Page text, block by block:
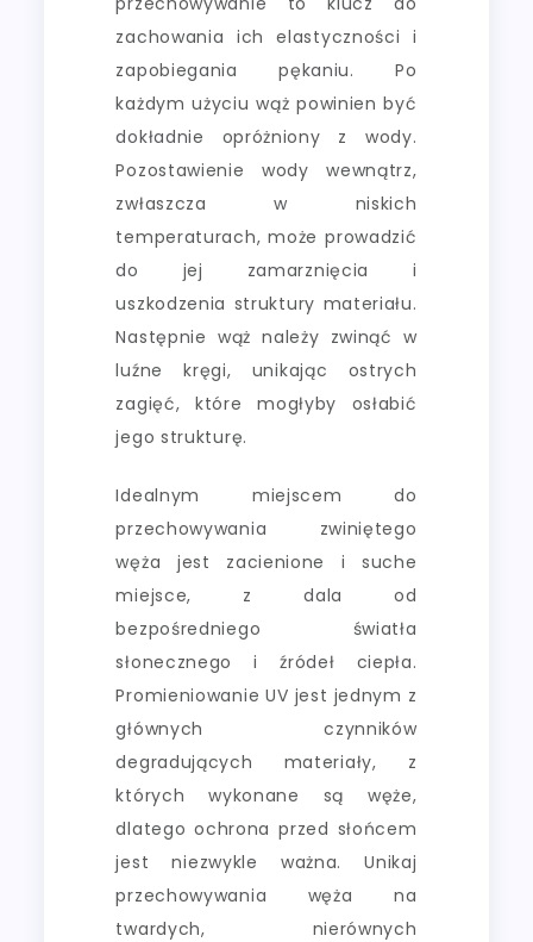
zachowania ich elastyczności i
zapobiegania pękaniu. Po
każdym użyciu wąż powinien być
dokładnie opróżniony z wody.
Pozostawienie wody wewnątrz,
zwłaszcza w niskich
temperaturach, może prowadzić
do jej zamarznięcia i
uszkodzenia struktury materiału.
Następnie wąż należy zwinąć w
luźne kręgi, unikając ostrych
zagięć, które mogłyby osłabić
jego strukturę.
Idealnym miejscem do
przechowywania zwiniętego
węża jest zacienione i suche
miejsce, z dala od
bezpośredniego światła
słonecznego i źródeł ciepła.
Promieniowanie UV jest jednym z
głównych czynników
degradujących materiały, z
których wykonane są węże,
dlatego ochrona przed słońcem
jest niezwykle ważna. Unikaj
przechowywania węża na
twardych, nierównych